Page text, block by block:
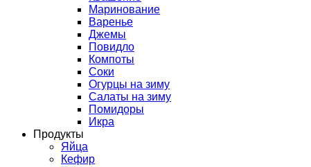
Маринование
Варенье
Джемы
Повидло
Компоты
Соки
Огурцы на зиму
Салаты на зиму
Помидоры
Икра
Продукты
Яйца
Кефир